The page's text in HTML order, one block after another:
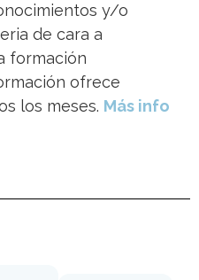
y/o
de cara a
formación
ofrece
los meses. Más info